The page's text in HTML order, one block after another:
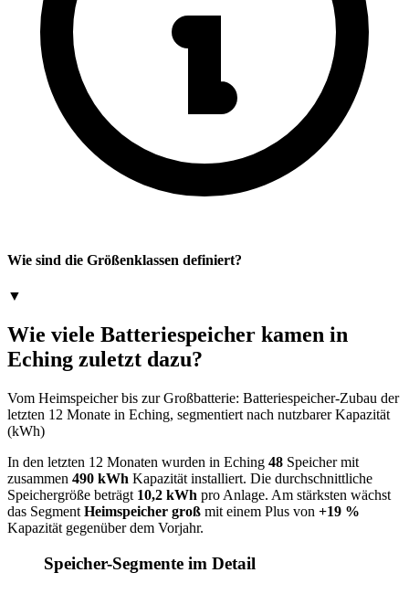
Wie sind die Größenklassen definiert?
▼
Wie viele Batteriespeicher kamen in
Eching zuletzt dazu?
Vom Heimspeicher bis zur Großbatterie: Batteriespeicher-Zubau der
letzten 12 Monate in Eching, segmentiert nach nutzbarer Kapazität
(kWh)
In den letzten 12 Monaten wurden in Eching 48 Speicher mit
zusammen 490 kWh Kapazität installiert. Die durchschnittliche
Speichergröße beträgt 10,2 kWh pro Anlage. Am stärksten wächst
das Segment Heimspeicher groß mit einem Plus von +19 %
Kapazität gegenüber dem Vorjahr.
Speicher-Segmente im Detail